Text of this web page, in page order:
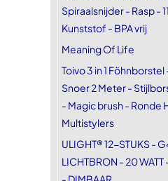
Spiraalsnijder - Rasp -
Kunststof - BPA vrij
Meaning Of Life
Toivo 3 in 1
Snoer 2 Meter -
- Magic brush - Ronde
Multistylers
ULIGHT® 12-STUKS -
LICHTBRON - 20 WATT